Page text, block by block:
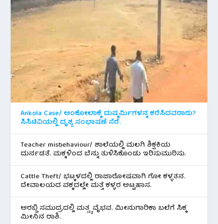
Ankola Case/ ಅಂಕೋಲಾಕ್ಕೆ ದುಷ್ಕರ್ಮಿಗಳನ್ನ ಕರೆಸಿದವರಾರು?
ಸಿಸಿಟಿವಿಯಲ್ಲಿ ದೃಶ್ಯ ಸಂಭಾಷಣೆ ಸೆರೆ.
Teacher misbehaviour/ ಶಾಲೆಯಲ್ಲಿ ಮಲಗಿ ಶಿಕ್ಷಕಿಯ
ದುರ್ನಡತೆ. ಮಕ್ಕಳಿಂದ ಬೆನ್ನು ತುಳಿಸಿಕೊಂಡು ಇರಿಸುಮುರಿಸು.
Cattle Theft/ ಭಟ್ಕಳದಲ್ಲಿ ರಾಜಾರೋಷವಾಗಿ ಗೋ ಕಳ್ಳತನ.
ದೇವಾಲಯದ ಪಕ್ಕದಲ್ಲೇ ಮತ್ತೆ ಕಳ್ಳರ ಅಟ್ಟಹಾಸ.
ಅರಬ್ಬಿ ಸಮುದ್ರದಲ್ಲಿ ಮತ್ಸ್ಯ ವೈಭವ. ಮೀನುಗಾರಿಕಾ ಬಲೆಗೆ ಸಿಕ್ಕ
ಮೀನಿನ‌ ರಾಶಿ.